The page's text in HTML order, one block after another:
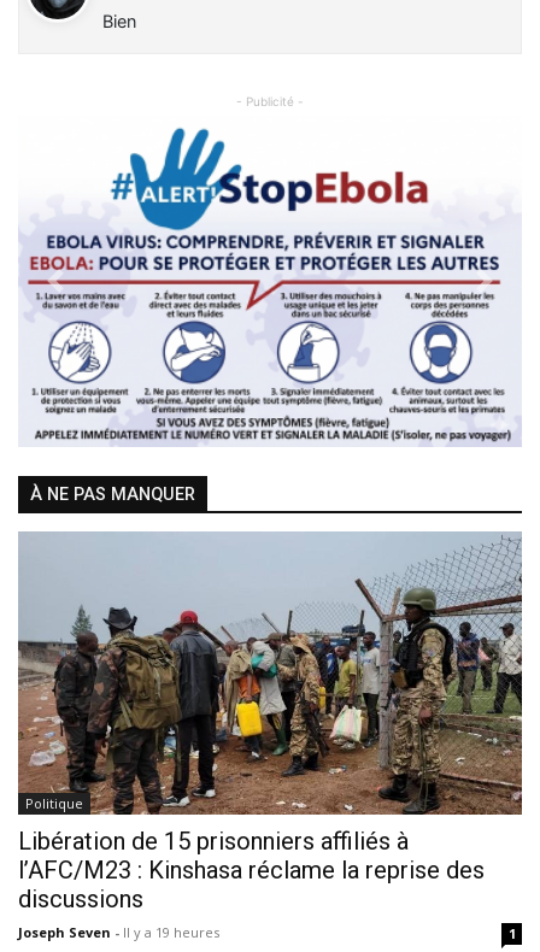
Bien
- Publicité -
Previous Next
À NE PAS MANQUER
Politique
Libération de 15 prisonniers affiliés à
l’AFC/M23 : Kinshasa réclame la reprise des
discussions
Joseph Seven - Il y a 19 heures 1